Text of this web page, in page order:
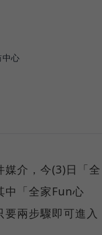
心
介，今(3)日「全
中「全家Fun心
兩步驟即可進入